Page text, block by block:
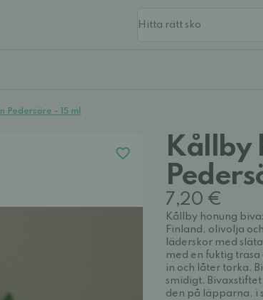
Pedersöre - 15 ml
Kållby
7,20 €
Kållby honung
Finland, olivolja
läderskor med
med en fuktig
in och låter torka.
smidigt.
den på läpparna, i